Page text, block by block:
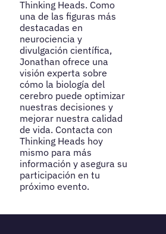
Thinking Heads. Como
una de las figuras más
destacadas en
neurociencia y
divulgación científica,
Jonathan ofrece una
visión experta sobre
cómo la biología del
cerebro puede optimizar
nuestras decisiones y
mejorar nuestra calidad
de vida. Contacta con
Thinking Heads hoy
mismo para más
información y asegura su
participación en tu
próximo evento.